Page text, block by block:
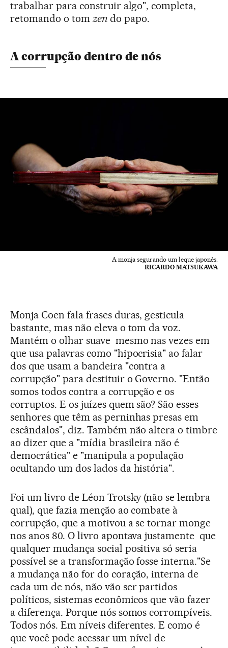
trabalhar para construir algo", completa,
retomando o tom zendo papo.
A corrupção dentro de nós
A monja segurando um leque japonês.
RICARDO MATSUKAWA
Monja Coen fala frases duras, gesticula
bastante, mas não eleva o tom da voz.
Mantém o olhar suave mesmo nas vezes em
que usa palavras como "hipocrisia" ao falar
dos que usam a bandeira "contra a
corrupção" para destituir o Governo. "Então
somos todos contra a corrupção e os
corruptos. E os juízes quem são? São esses
senhores que têm as perninhas presas em
escândalos", diz. Também não altera o timbre
ao dizer que a "mídia brasileira não é
democrática" e "manipula a população
ocultando um dos lados da história".
Foi um livro de Léon Trotsky (não se lembra
qual), que fazia menção ao combate à
corrupção, que a motivou a se tornar monge
nos anos 80. O livro apontava justamente que
qualquer mudança social positiva só seria
possível se a transformação fosse interna."Se
a mudança não for do coração, interna de
cada um de nós, não vão ser partidos
políticos, sistemas econômicos que vão fazer
a diferença. Porque nós somos corrompíveis.
Todos nós. Em níveis diferentes. E como é
que você pode acessar um nível de